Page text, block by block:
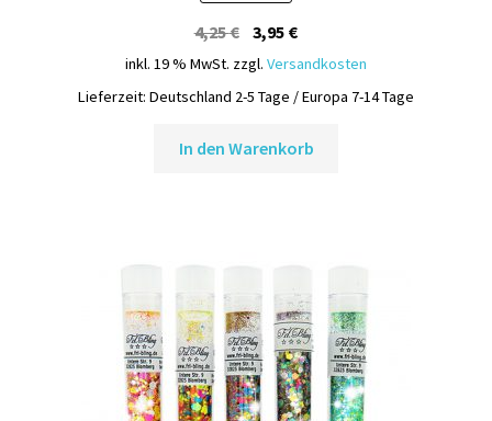
4,25€ Ursprünglicher
Preis
3,95 €Aktueller
Preis
ist:
inkl. 19 % MwSt. zzgl. Versandkosten
Lieferzeit: Deutschland 2-5 Tage / Europa 7-14 Tage
In den Warenkorb